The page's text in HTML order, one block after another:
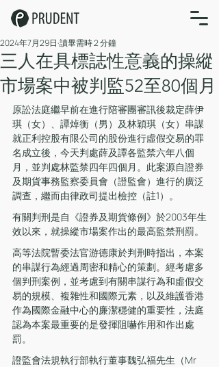
三人在具標誌性意義的操縱
市場案中被判監52至80個月
2024年7月29日 讀畢需時 2 分鐘
原訟法庭繼早前在進行陪審團審訊後裁定薛伊
琪（女）、譚焯衡（男）及林穎琪（女）串謀
就正利控股有限公司的股份進行虛假交易的罪
名成立後，今天判處薛及譚各監禁六年八個
月，並判處林監禁四年四個月。此案源自證券
及期貨事務監察委員會（證監會）進行的廣泛
調查，繼而由律政司提出檢控（註1）。
有關判刑是自《證券及期貨條例》於2003年生
效以來，就操縱市場案作出的最高監禁刑罰。
高等法院暫委法官游德康於判刑時指出，本案
的串謀行為經過周密和精心的策劃。經考慮多
個判刑案例，並考慮到有關串謀行為和虛假交
易的規模、複雜性和國際元素，以及維護香港
作為國際金融中心的廉潔穩健的重要性，法庭
認為本案最重要的是發揮阻嚇作用和作出處
罰。
證監會法規執行部執行董事魏弘福先生（Mr